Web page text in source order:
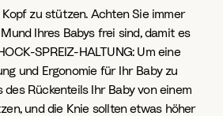
Kopf zu stützen. Achten Sie immer
Ihres Babys frei sind, damit es
SPREIZ-HALTUNG: Um eine
und Ergonomie für Ihr Baby zu
des Rückenteils Ihr Baby von einem
und die Knie sollten etwas höher